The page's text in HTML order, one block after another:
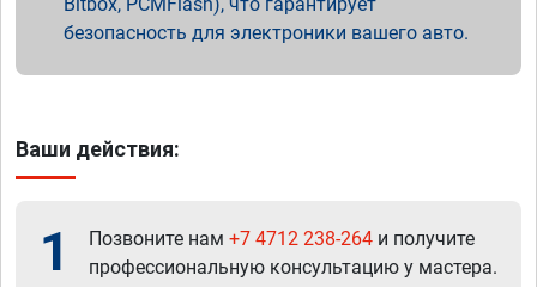
безопасность для электроники вашего авто.
Ваши действия:
1 Позвоните нам +7 4712 238-264 и получите
профессиональную консультацию у мастера.